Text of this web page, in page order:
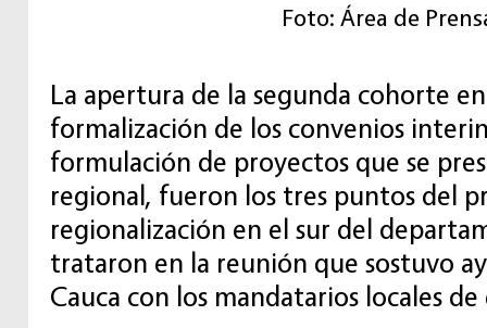
Foto: Área de
La apertura de la segunda cohorte
formalización de los convenios
formulación de proyectos que se
regional, fueron los tres puntos del
regionalización en el sur del
trataron en la reunión que sostuvo
Cauca con los mandatarios locales de